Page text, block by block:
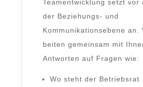
Teamentwicklung setzt vor
der Beziehungs- und
Kommunikationsebene
bei­ten gemein­sam mit
Antworten auf Fragen wie:
Wo steht der Betriebsrat